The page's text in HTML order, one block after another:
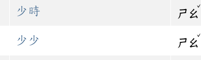
少時 ㄕㄠ
ˇ
少少 ㄕㄠ
ˇ